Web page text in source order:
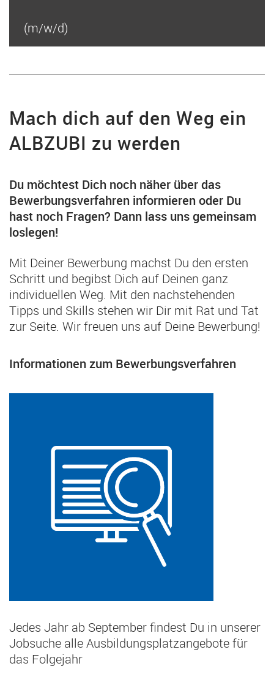
(m/w/d)
Mach dich auf den Weg ein
ALBZUBI zu werden
Du möchtest Dich noch näher über das
Bewerbungsverfahren informieren oder Du
hast noch Fragen? Dann lass uns gemeinsam
loslegen!
Mit Deiner Bewerbung machst Du den ersten
Schritt und begibst Dich auf Deinen ganz
individuellen Weg. Mit den nachstehenden
Tipps und Skills stehen wir Dir mit Rat und Tat
zur Seite. Wir freuen uns auf Deine Bewerbung!
Informationen zum Bewerbungsverfahren
Jedes Jahr ab September findest Du in unserer
Jobsuche alle Ausbildungsplatzangebote für
das Folgejahr